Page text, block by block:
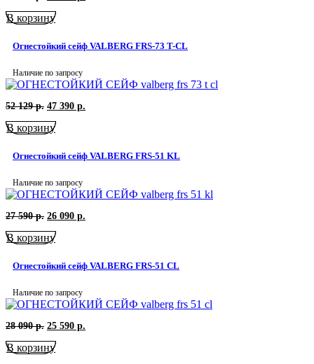
составляла
590
р..
р..
В корзину
Огнестойкий сейф VALBERG FRS-73 T-CL
Наличие по запросу
52 129р. Первоначальная
составляла
129
р..
47 390 р.
р..
В корзину
Огнестойкий сейф VALBERG FRS-51 KL
Наличие по запросу
27 590р. Первоначальная
составляла
590
р..
26 090 р.
р..
В корзину
Огнестойкий сейф VALBERG FRS-51 CL
Наличие по запросу
28 090р. Первоначальная
составляла
25 590 р.
В корзину